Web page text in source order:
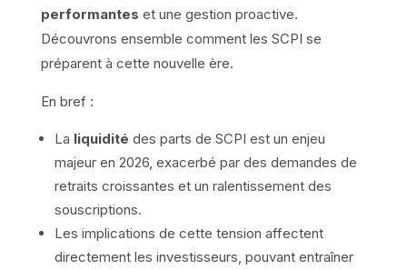
performantes et une gestion proactive.
Découvrons ensemble comment les SCPI se
préparent à cette nouvelle ère.
En bref :
La liquidité des parts de SCPI est un enjeu
majeur en 2026, exacerbé par des demandes de
retraits croissantes et un ralentissement des
souscriptions.
Les implications de cette tension affectent
directement les investisseurs, pouvant entraîner